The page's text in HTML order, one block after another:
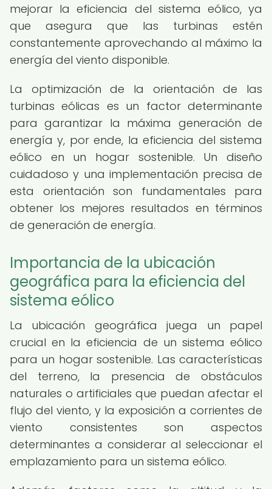
mejorar la eficiencia del sistema eólico, ya
que asegura que las turbinas estén
constantemente aprovechando al máximo la
energía del viento disponible.
La optimización de la orientación de las
turbinas eólicas es un factor determinante
para garantizar la máxima generación de
energía y, por ende, la eficiencia del sistema
eólico en un hogar sostenible. Un diseño
cuidadoso y una implementación precisa de
esta orientación son fundamentales para
obtener los mejores resultados en términos
de generación de energía.
Importancia de la ubicación
geográfica para la eficiencia del
sistema eólico
La ubicación geográfica juega un papel
crucial en la eficiencia de un sistema eólico
para un hogar sostenible. Las características
del terreno, la presencia de obstáculos
naturales o artificiales que puedan afectar el
flujo del viento, y la exposición a corrientes de
viento consistentes son aspectos
determinantes a considerar al seleccionar el
emplazamiento para un sistema eólico.